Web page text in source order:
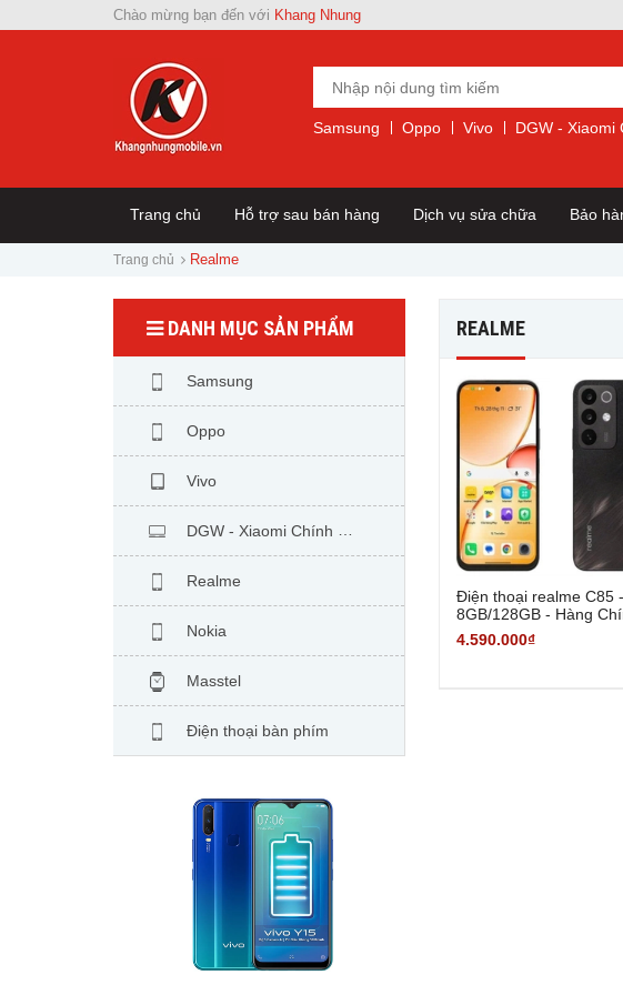
Chào mừng bạn đến với Khang Nhung
Samsung Oppo Vivo DGW - Xiaomi
Trang chủ Hỗ trợ sau bán hàng Dịch vụ sửa chữa Bảo
Trang chủ Realme
DANH MỤC SẢN PHẨM
Samsung
Oppo
Vivo
DGW - Xiaomi Chính Hãng
Realme
Nokia
Masstel
Điện thoại bàn phím
TCL
ZTE
REALME
Điện thoại realme C85 -
8GB/128GB - Hàng
hãng
4.590.000₫